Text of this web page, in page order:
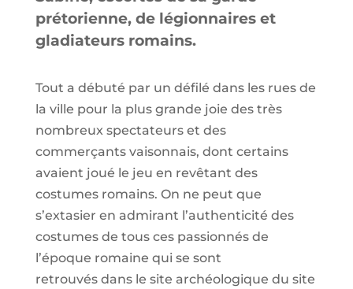
prétorienne, de légionnaires et
gladiateurs romains.
Tout a débuté par un défilé dans les rues de
la ville pour la plus grande joie des très
nombreux spectateurs et des
commerçants vaisonnais, dont certains
avaient joué le jeu en revêtant des
costumes romains. On ne peut que
s’extasier en admirant l’authenticité des
costumes de tous ces passionnés de
l’époque romaine qui se sont
retrouvés dans le site archéologique du site